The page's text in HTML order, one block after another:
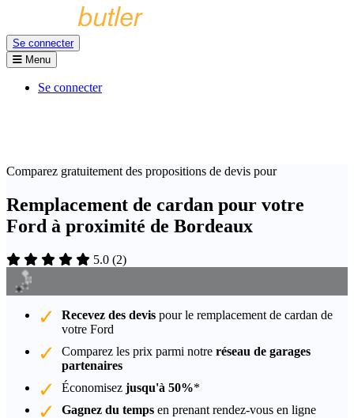
Se connecter
Menu
Se connecter
Comparez gratuitement des propositions de devis pour
Remplacement de cardan pour votre
Ford à proximité de Bordeaux
5.0 (2)
Recevez des devis pour le remplacement de cardan de
votre Ford
Comparez les prix parmi notre réseau de garages
partenaires
Économisez jusqu'à 50%*
Gagnez du temps en prenant rendez-vous en ligne